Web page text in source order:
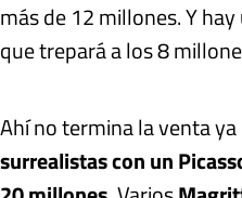
más de 12 millones. Y
que trepará a los 8
Ahí no termina la venta ya
surrealistas con un